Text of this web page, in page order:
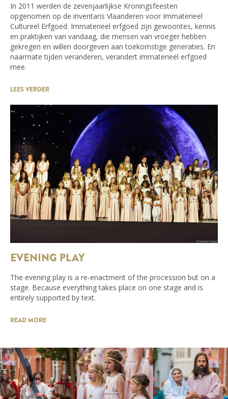
In 2011 werden de zevenjaarlijkse Kroningsfeesten
opgenomen op de inventaris Vlaanderen voor Immaterieel
Cultureel Erfgoed. Immaterieel erfgoed zijn gewoontes, kennis
en praktijken van vandaag, die mensen van vroeger hebben
gekregen en willen doorgeven aan toekomstige generaties. En
naarmate tijden veranderen, verandert immaterieel erfgoed
mee.
LEES VERDER
EVENING PLAY
The evening play is a re-enactment of the procession but on a
stage. Because everything takes place on one stage and is
entirely supported by text.
READ MORE